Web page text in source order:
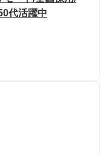
代活躍中